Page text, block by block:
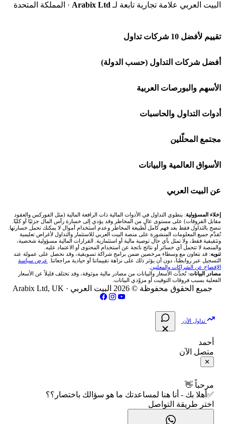
البيت العربي علامة تجارية تابعة لـ Arabix Ltd · المملكة المتحدة
تقييم لأفضل 10 شركات تداول
شركة Capital.com
افاتريد AvaTrade
اكسنس Exness
منصة بينانس
اكس تي بي XTB
انتراكتيف بروكرز IBKR
أفضل شركات التداول (حسب الدولة)
شركات تداول في السعودية
شركات تداول في الإمارات
شركات تداول في الكويت
شركات تداول في قطر
شركات تداول في الأردن
شركات تداول في العراق
شركات تداول في فلسطين
الأسهم والبورصات العربية
🌍 كل البورصات العربية
🇸🇦 السوق السعودية
🇦🇪 أسواق الإمارات
🇪🇬 البورصة المصرية
🇶🇦 بورصة قطر
🇯🇴 بورصة عمّان
🇧🇭 بورصة البحرين
فلتر الأسهم الشرعي
📋 جميع الأسهم
🕌 الأسهم الحلال
أدوات التداول والحاسبات
🕌 حاسبة الزكاة
💱 محول العملات
🧮 حاسبة حجم اللوت
📊 حاسبة قيمة النقطة
💰 حاسبة ربح الفوركس
📌 حاسبة النقاط المحورية
📏 حاسبة حجم المركز
📈 حاسبة عائد التداول
📊 حاسبة الربح التراكمي
🧮 حاسبة متوسط سعر السهم
📅 التقويم الاقتصادي
مجتمع المحلّلين
🧱 حائط المجتمع
🏆 لوحة المحلّلين
✍️ اكتب تحليلك
الأسواق العالمية والبيانات
🌐 المؤشرات العالمية
🥇 سعر الذهب اليوم
🥇 أسعار الذهب والمعادن
💱 أسعار العملات والفوركس
💵 سعر الريال السعودي في مصر
📅 المؤشرات الاقتصادية
عن البيت العربي
من نحن
تواصل معنا
فريق المؤلفين
مقالات تعليمية
سياسة تقييم الشركات
الإبلاغ عن شركة نصابة
شروط الاستخدام
سياسة الخصوصية
إخلاء المسؤولية: ينطوي التداول في الأدوات المالية ذات الرافعة المالية (مثل الفوركس والعقود
مقابل الفروقات) على مستوى عالٍ من المخاطر وقد يؤدي إلى خسارة رأس المال جزئيًا أو كليًا.
ننصح بالتداول فقط بعد فهم كامل لطبيعة المخاطر وعدم استخدام أموال لا يمكنك تحمل خسارتها.
تُقدَّم جميع المعلومات المنشورة على منصة البيت العربي للاستثمار والتداول لأغراض تعليمية
وتثقيفية فقط، ولا تمثل بأي حال توصية مالية أو استثمارية. القرارات المالية مسؤولية شخصية،
والمنصة لا تتحمل أي خسائر أو نتائج ناتجة عن استخدام المحتوى أو الاعتماد عليه.
تنويه: قد نتعاون مع وسطاء مرخصين ضمن برامج شراكة تسويقية، وقد نحصل على عمولة عند
التسجيل عبر روابطنا، دون أن يؤثر ذلك على نزاهة تقييماتنا أو حيادية مراجعاتنا. عرض سياسة
الإفصاح عن الشراكات والمعلنين
مصادر البيانات: تُحدَّث الأسعار والبيانات من مصادر مالية موثوقة، وقد تختلف قليلاً عن الأسعار
الفعلية بسبب فروقات التوقيت أو مزوّدي البيانات.
جميع الحقوق محفوظة © 2026 البيت العربي · Arabix Ltd, UK
تداول الآن
أحمد
متصل الآن
✕
مرحباً 👋
✅أهلا بك - أنا هنا لمساعدتك ما هو سؤالك باختصار؟؟
اختر طريقة التواصل